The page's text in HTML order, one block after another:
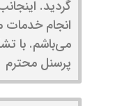
انجام خدمات
می‌باشم. با
پرسنل محترم